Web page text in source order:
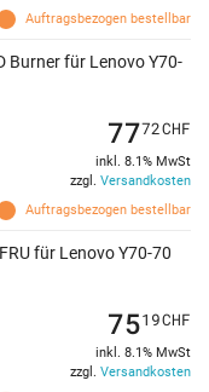
Auftragsbezogen bestellbar
Burner für Lenovo Y70-
Auftragsbezogen bestellbar
7772CHF
inkl. 8.1% MwSt
zzgl. Versandkosten
für Lenovo Y70-70
7519CHF
inkl. 8.1% MwSt
zzgl. Versandkosten